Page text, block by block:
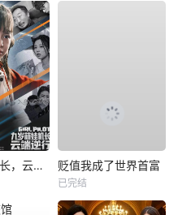
九岁萌娃机长，云端逆行 贬值我成了世界首富
已完结